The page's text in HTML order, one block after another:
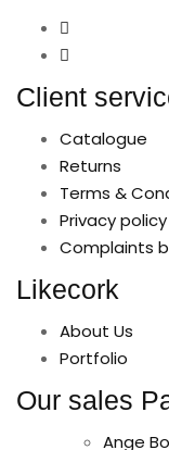
Client
Catalogue
Returns
Terms &
Privacy policy
Complaints
Likecork
About Us
Portfolio
Our sales
Ange